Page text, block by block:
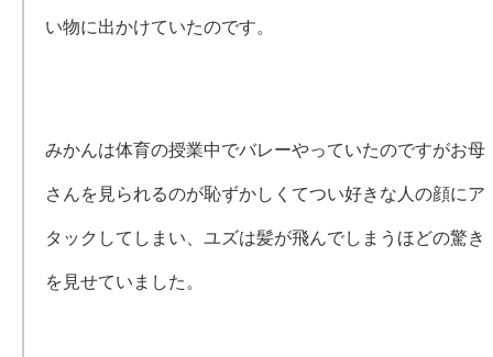
い物に出かけていたのです。
みかんは体育の授業中でバレーやっていたのですがお母
さんを見られるのが恥ずかしくてつい好きな人の顔にア
タックしてしまい、ユズは髪が飛んでしまうほどの驚き
を見せていました。